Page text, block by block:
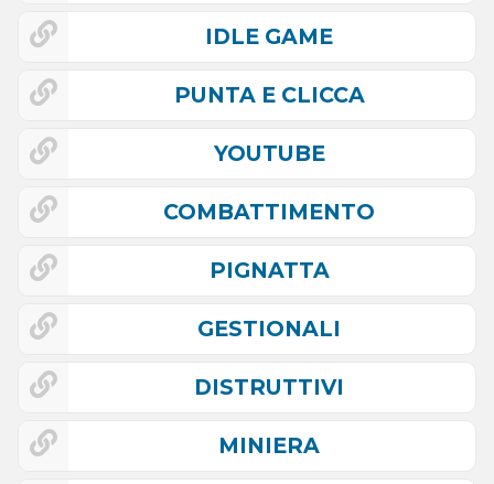
IDLE GAME
PUNTA E CLICCA
YOUTUBE
COMBATTIMENTO
PIGNATTA
GESTIONALI
DISTRUTTIVI
MINIERA